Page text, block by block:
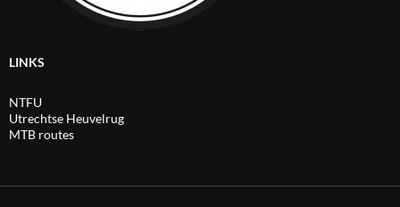
LINKS
NTFU
Utrechtse Heuvelrug
MTB routes